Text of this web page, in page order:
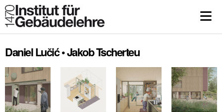
Daniel Lučić • Jakob Tscherteu